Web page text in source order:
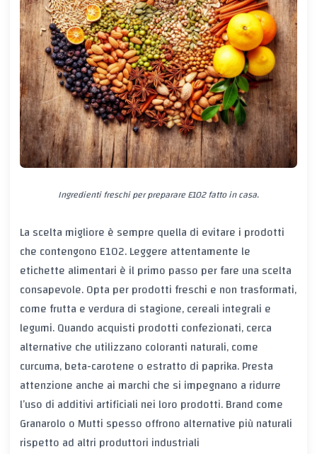
Ingredienti freschi per preparare E102 fatto in casa.
La scelta migliore è sempre quella di evitare i prodotti
che contengono E102. Leggere attentamente le
etichette alimentari è il primo passo per fare una scelta
consapevole. Opta per prodotti freschi e non trasformati,
come frutta e verdura di stagione, cereali integrali e
legumi. Quando acquisti prodotti confezionati, cerca
alternative che utilizzano coloranti naturali, come
curcuma, beta-carotene o estratto di paprika. Presta
attenzione anche ai marchi che si impegnano a ridurre
l’uso di additivi artificiali nei loro prodotti. Brand come
Granarolo o Mutti spesso offrono alternative più naturali
rispetto ad altri produttori industriali